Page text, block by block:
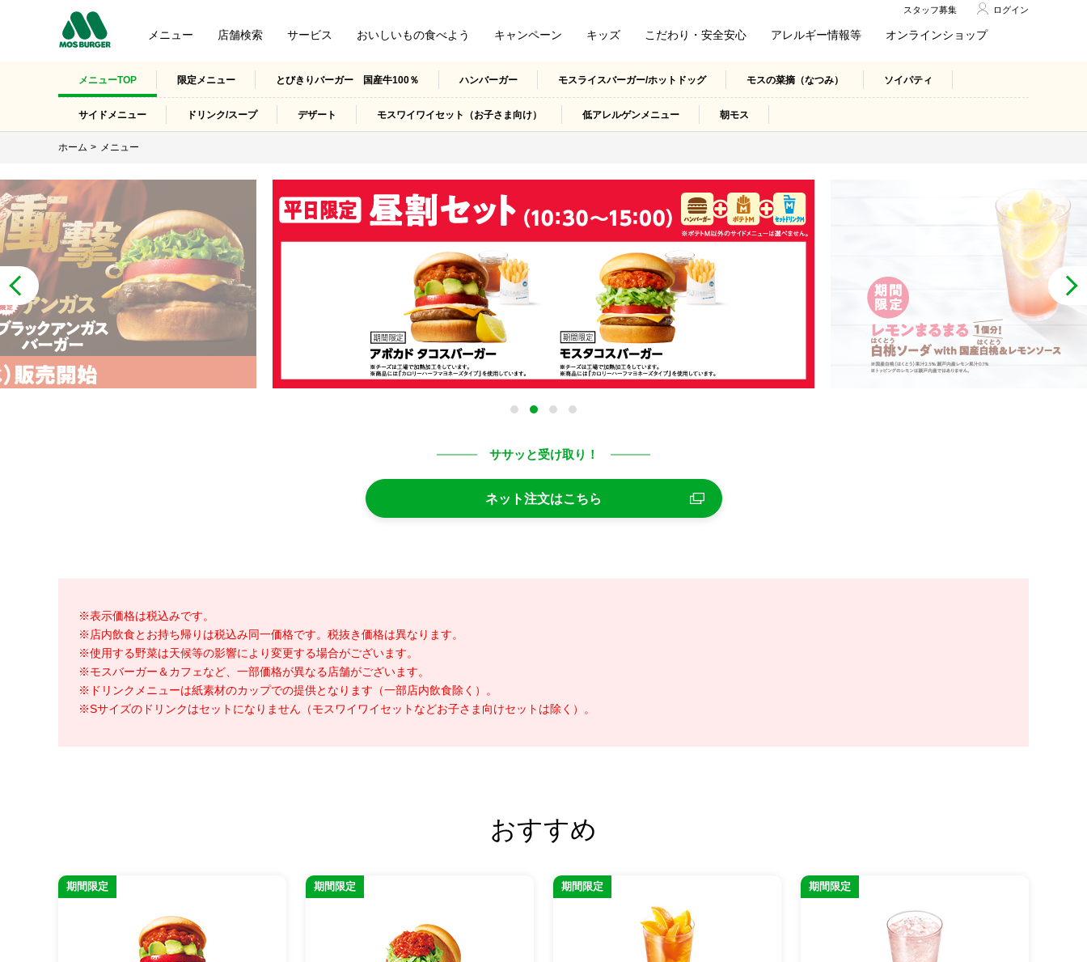
メニュー 店舗検索 サービス おいしいもの食べよう キャンペーン キッズ こだわり・安全安心 アレルギー情報等 オンラインショップ
スタッフ募集 ログイン
メニューTOP 限定メニュー とびきりバーガー 国産牛100％ ハンバーガー モスライスバーガー/ホットドッグ モスの菜摘（なつみ） ソイパティ
サイドメニュー ドリンク/スープ デザート モスワイワイセット（お子さま向け） 低アレルゲンメニュー 朝モス
ホーム メニュー
ササッと受け取り！
ネット注文はこちら
※表示価格は税込みです。
※店内飲食とお持ち帰りは税込み同一価格です。税抜き価格は異なります。
※使用する野菜は天候等の影響により変更する場合がございます。
※モスバーガー＆カフェなど、一部価格が異なる店舗がございます。
※ドリンクメニューは紙素材のカップでの提供となります（一部店内飲食除く）。
※Sサイズのドリンクはセットになりません（モスワイワイセットなどお子さま向けセットは除く）。
おすすめ
期間限定 期間限定 期間限定 期間限定